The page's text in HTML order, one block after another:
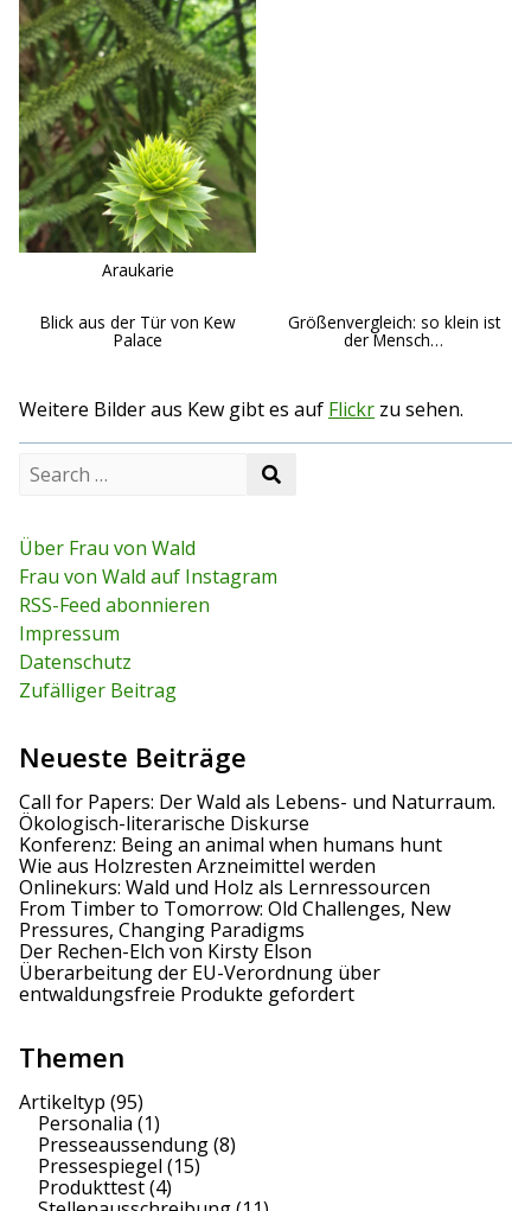
Araukarie
Blick aus der Tür von Kew
Palace
Größenvergleich: so klein ist
der Mensch…
Weitere Bilder aus Kew gibt es auf Flickr zu sehen.
c
h
f
o
r
:
Über Frau von Wald
Frau von Wald auf Instagram
RSS-Feed abonnieren
Impressum
Datenschutz
Zufälliger Beitrag
Neueste Beiträge
Call for Papers: Der Wald als Lebens- und Naturraum.
Ökologisch-literarische Diskurse
Konferenz: Being an animal when humans hunt
Wie aus Holzresten Arzneimittel werden
Onlinekurs: Wald und Holz als Lernressourcen
From Timber to Tomorrow: Old Challenges, New
Pressures, Changing Paradigms
Der Rechen-Elch von Kirsty Elson
Überarbeitung der EU-Verordnung über
entwaldungsfreie Produkte gefordert
Themen
Artikeltyp (95)
Personalia (1)
Presseaussendung(8)
Pressespiegel (15)
Produkttest(4)